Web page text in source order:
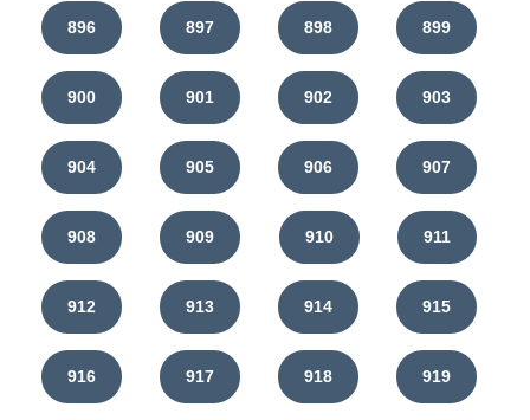
896 897 898 899
900 901 902 903
904 905 906 907
908 909 910 911
912 913 914 915
916 917 918 919